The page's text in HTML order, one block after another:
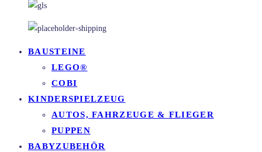
BAUSTEINE
LEGO®
COBI
KINDERSPIELZEUG
AUTOS, FAHRZEUGE & FLIEGER
PUPPEN
BABYZUBEHÖR